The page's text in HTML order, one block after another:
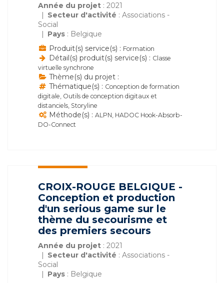
Année du projet : 2021
Secteur d'activité : Associations -
Social
Pays : Belgique
Produit(s) service(s) : Formation
Détail(s) produit(s) service(s) : Classe
virtuelle synchrone
Thème(s) du projet :
Thématique(s) : Conception de formation
digitale, Outils de conception digitaux et
distanciels, Storyline
Méthode(s) : ALPN, HADOC Hook-Absorb-
DO-Connect
CROIX-ROUGE BELGIQUE -
Conception et production
d'un serious game sur le
thème du secourisme et
des premiers secours
Année du projet : 2021
Secteur d'activité : Associations -
Social
Pays : Belgique